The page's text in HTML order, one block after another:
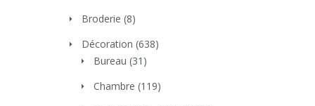
Broderie (8)
Décoration (638)
Bureau (31)
Chambre (119)